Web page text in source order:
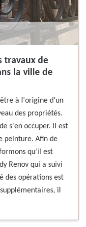
travaux de
la ville de
à l'origine d'un
des propriétés.
s'en occuper. Il est
peinture. Afin de
qu'il est
Renov qui a suivi
des opérations est
il